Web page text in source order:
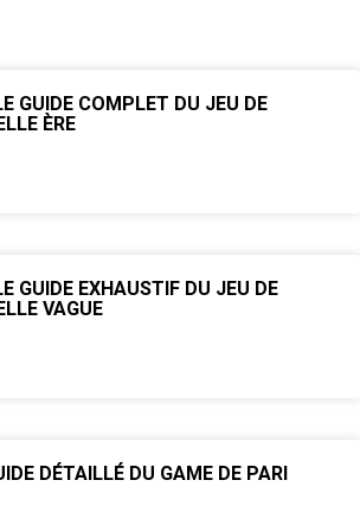
GUIDE COMPLET DU JEU DE
ÈRE
GUIDE EXHAUSTIF DU JEU DE
VAGUE
DÉTAILLÉ DU GAME DE PARI